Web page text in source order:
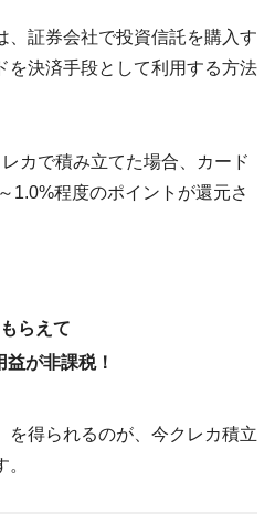
、証券会社で投資信託を購入す
を決済手段として利用する方法
カで積み立てた場合、カード
1.0%程度のポイントが還元さ
らえて
が非課税！
を得られるのが、今クレカ積立